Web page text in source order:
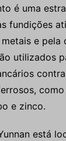
é uma
fundições
e pela
utilizados
e zinco.
está